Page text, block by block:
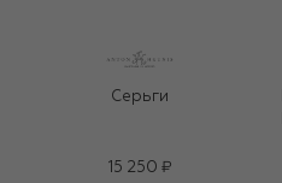
Серьги
15 250 ₽